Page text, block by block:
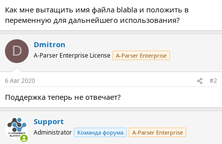
Как мне вытащить имя файла blabla и положить в
переменную для дальнейшего использования?
D Dmitron
A-Parser Enterprise License A-Parser Enterprise
6 Авг 2020 #2
Поддержка теперь не отвечает?
Support
Administrator Команда форума A-Parser Enterprise